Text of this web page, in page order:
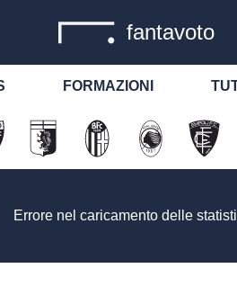
fantavoto
FORMAZIONI
Errore nel caricamento delle